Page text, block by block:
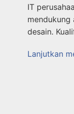
IT
desain.
Lanjutkan